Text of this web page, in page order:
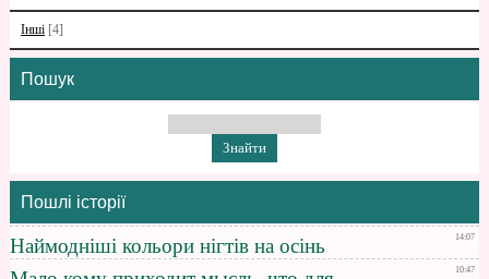
Інші [4]
Пошук
Пошлі історії